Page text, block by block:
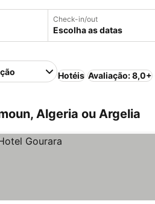
Check-in/out
Escolha as datas
Hotéis Avaliação: 8,0+
Algeria ou Argelia